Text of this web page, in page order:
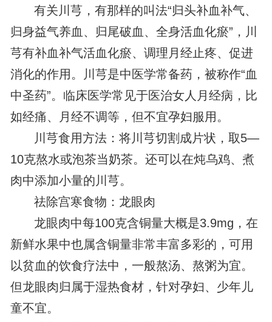
有关川芎，有那样的叫法“归头补血补气、
归身益气养血、归尾破血、全身活血化瘀”，川
芎有补血补气活血化瘀、调理月经止疼、促进
消化的作用。川芎是中医学常备药，被称作“血
中圣药”。临床医学常见于医治女人月经病，比
如经痛、月经不调等，但不宜孕妇服用。
川芎食用方法：将川芎切割成片状，取5—
10克熬水或泡茶当奶茶。还可以在炖乌鸡、煮
肉中添加小量的川芎。
祛除宫寒食物：龙眼肉
龙眼肉中每100克含铜量大概是3.9mg，在
新鲜水果中也属含铜量非常丰富多彩的，可用
以贫血的饮食疗法中，一般熬汤、熬粥为宜。
但龙眼肉归属于湿热食材，针对孕妇、少年儿
童不宜。